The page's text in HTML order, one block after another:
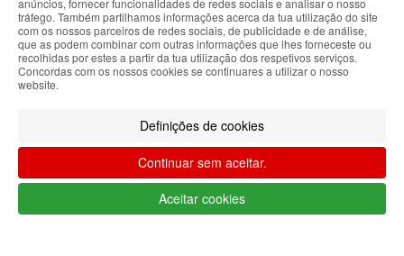
Filtrar por
Limpar filtros
Filtrar
anúncios, fornecer funcionalidades de redes sociais e analisar o nosso
tráfego. Também partilhamos informações acerca da tua utilização do site
com os nossos parceiros de redes sociais, de publicidade e de análise,
que as podem combinar com outras informações que lhes forneceste ou
recolhidas por estes a partir da tua utilização dos respetivos serviços.
Concordas com os nossos cookies se continuares a utilizar o nosso
website.
Definições de cookies
Continuar sem aceitar.
Aceitar cookies